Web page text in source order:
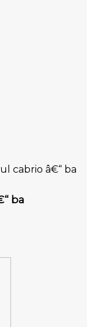
cabrio â€“ ba
ba